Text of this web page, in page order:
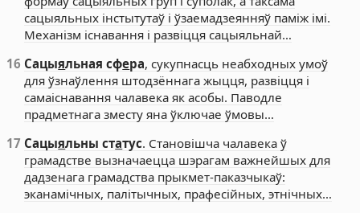
сацыяльных інстытутаў і ўзаемадзеянняў паміж імі.
Механізм існавання і развіцця сацыяльнай…
16 Сацыяльная сфера, сукупнасць неабходных умоў
для ўзнаўлення штодзённага жыцця, развіцця і
самаіснавання чалавека як асобы. Паводле
прадметнага зместу яна ўключае ўмовы…
17 Сацыяльны статус. Становішча чалавека ў
грамадстве вызначаецца шэрагам важнейшых для
дадзенага грамадства прыкмет-паказчыкаў:
эканамічных, палітычных, прафесійных, этнічных…